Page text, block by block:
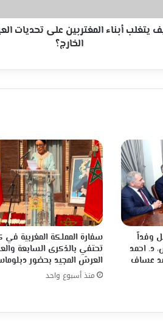
يتغلب أبناء المغتربين على تحديات
الخارج؟
وفداً
د. احمد
عساف
سفارة المملكة المغربية في
تحتفي بالذكرى السابعة
العرش المجيد بحضور
منذ أسبوع واحد